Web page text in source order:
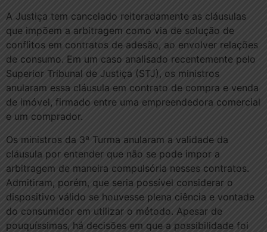
A Justiça tem cancelado reiteradamente as cláusulas
que impõem a arbitragem como via de solução de
conflitos em contratos de adesão, ao envolver relações
de consumo. Em um caso analisado recentemente pelo
Superior Tribunal de Justiça (STJ), os ministros
anularam essa cláusula em contrato de compra e venda
de imóvel, firmado entre uma empreendedora comercial
e um comprador.
Os ministros da 3ª Turma anularam a validade da
cláusula por entender que não se pode impor a
arbitragem de maneira compulsória nesses contratos.
Admitiram, porém, que seria possível considerar o
dispositivo válido se houvesse plena ciência e vontade
do consumidor em utilizar o método. Apesar de
pouquíssimas, há decisões em que a possibilidade foi